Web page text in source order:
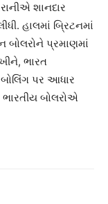
શાનદાર
હાલમાં બ્રિટનમાં
બોલરોને પ્રમાણમાં
ભારત
પર આધાર
બોલરોએ